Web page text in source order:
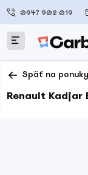
0947 902 019
Späť na ponuky
Renault Kadjar